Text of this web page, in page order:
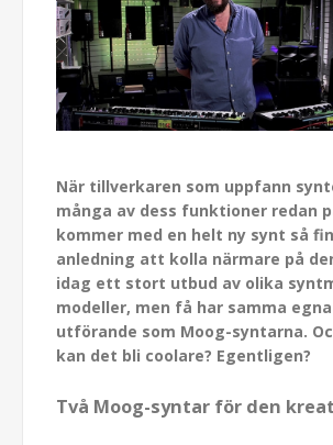
När tillverkaren som uppfann
många av dess funktioner redan
kommer med en helt ny synt så
anledning att kolla närmare på
idag ett stort utbud av olika
modeller, men få har samma
utförande som Moog-syntarna.
kan det bli coolare? Egentligen?
Två Moog-syntar för den